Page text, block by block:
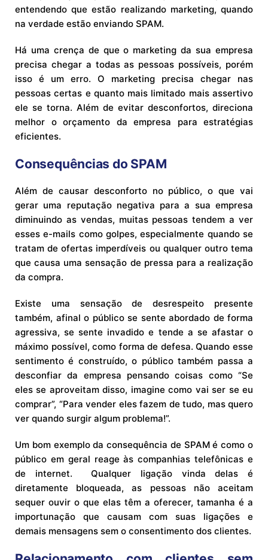
entendendo que estão realizando marketing, quando
na verdade estão enviando SPAM.
Há uma crença de que o marketing da sua empresa
precisa chegar a todas as pessoas possíveis, porém
isso é um erro. O marketing precisa chegar nas
pessoas certas e quanto mais limitado mais assertivo
ele se torna. Além de evitar desconfortos, direciona
melhor o orçamento da empresa para estratégias
eficientes.
Consequências do SPAM
Além de causar desconforto no público, o que vai
gerar uma reputação negativa para a sua empresa
diminuindo as vendas, muitas pessoas tendem a ver
esses e-mails como golpes, especialmente quando se
tratam de ofertas imperdíveis ou qualquer outro tema
que causa uma sensação de pressa para a realização
da compra.
Existe uma sensação de desrespeito presente
também, afinal o público se sente abordado de forma
agressiva, se sente invadido e tende a se afastar o
máximo possível, como forma de defesa. Quando esse
sentimento é construído, o público também passa a
desconfiar da empresa pensando coisas como “Se
eles se aproveitam disso, imagine como vai ser se eu
comprar”, “Para vender eles fazem de tudo, mas quero
ver quando surgir algum problema!”.
Um bom exemplo da consequência de SPAM é como o
público em geral reage às companhias telefônicas e
de internet. Qualquer ligação vinda delas é
diretamente bloqueada, as pessoas não aceitam
sequer ouvir o que elas têm a oferecer, tamanha é a
importunação que causam com suas ligações e
demais mensagens sem o consentimento dos clientes.